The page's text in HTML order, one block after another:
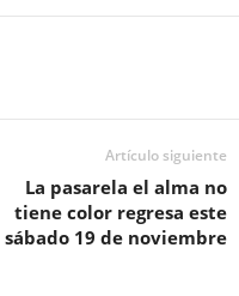
Artículo siguiente
La pasarela el alma no
tiene color regresa este
sábado 19 de noviembre